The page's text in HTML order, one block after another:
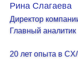
Рина Слагаева
Директор
Главный аналитик
20 лет опыта в CX